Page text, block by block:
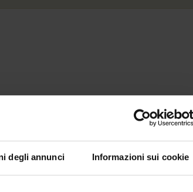
degli annunci Informazioni sui cookie